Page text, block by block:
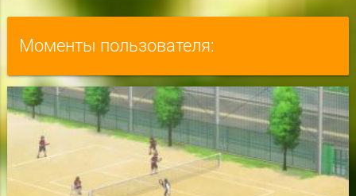
Моменты пользователя: